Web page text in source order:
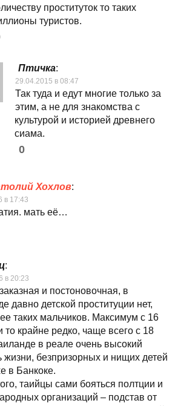
проституток то таких
туристов.
Птичка:
29.04.2015 в 08:47
Так туда и едут многие только за
этим, а не для знакомства с
культурой и историей древнего
сиама.
0
Хохлов:
в 17:43
мать её…
:
в 20:23
и постоновочная, в
давно детской проституции нет,
таких мальчиков. Максимум с 16
то крайне редко, чаще всего с 18
в реале очень высокий
жизни, безпризорных и нищих детей
в Банкоке.
таийцы сами бояться полтции и
организаций – подстав от